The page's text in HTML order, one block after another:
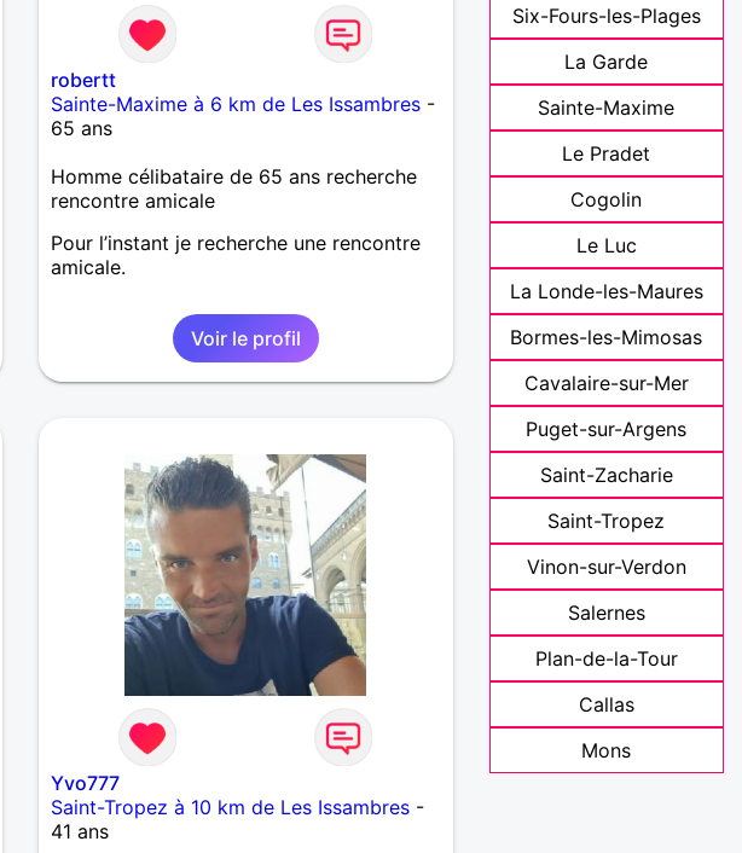
robertt
Sainte-Maxime à 6 km de Les Issambres-
65 ans
Homme célibataire de 65 ans recherche
rencontre amicale
Pour l’instant je recherche une rencontre
amicale.
Voir le profil
Yvo777
Saint-Tropez à 10 km de Les Issambres-
41 ans
Six-Fours-les-Plages
La Garde
Sainte-Maxime
Le Pradet
Cogolin
Le Luc
La Londe-les-Maures
Bormes-les-Mimosas
Cavalaire-sur-Mer
Puget-sur-Argens
Saint-Zacharie
Saint-Tropez
Vinon-sur-Verdon
Salernes
Plan-de-la-Tour
Callas
Mons